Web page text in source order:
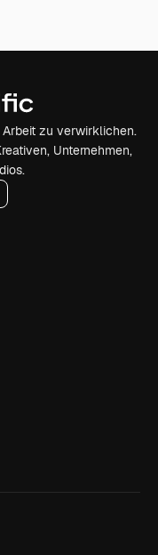
zu verwirklichen.
Unternehmen,